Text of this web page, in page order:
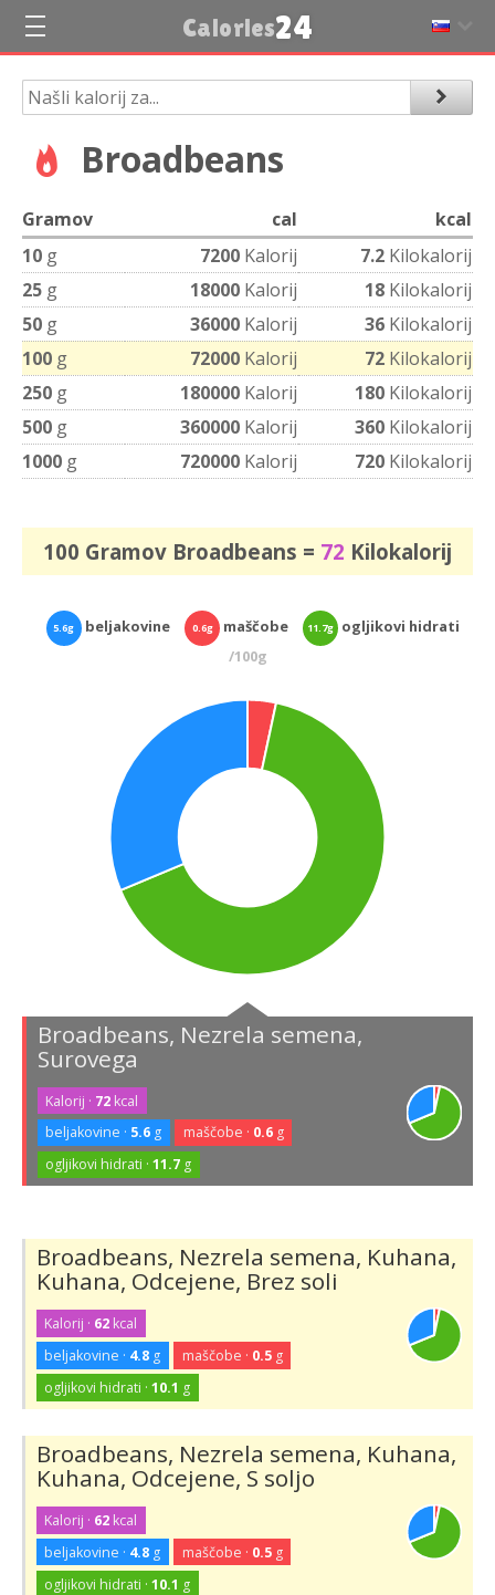
Calories24
Broadbeans
Gramov cal
kcal
10 g 7200 Kalorij 7.2 Kilokalorij
25 g 18000 Kalorij 18 Kilokalorij
50 g 36000 Kalorij 36 Kilokalorij
100 g 72000 Kalorij 72 Kilokalorij
250 g 180000 Kalorij 180 Kilokalorij
500 g 360000 Kalorij 360 Kilokalorij
1000 g 720000 Kalorij 720 Kilokalorij
100 Gramov Broadbeans = 72 Kilokalorij
5.6g beljakovine 0.6g maščobe 11.7g
ogljikovi hidrati
/100g
Broadbeans, Nezrela semena,
Surovega
Kalorij · 72 kcal
beljakovine · 5.6 g maščobe · 0.6g
ogljikovi hidrati ·11.7 g
Broadbeans, Nezrela semena, Kuhana,
Kuhana, Odcejene, Brez soli
Kalorij · 62 kcal
beljakovine · 4.8 g maščobe · 0.5g
ogljikovi hidrati ·10.1 g
Broadbeans, Nezrela semena, Kuhana,
Kuhana, Odcejene, S soljo
Kalorij · 62 kcal
beljakovine · 4.8 g maščobe · 0.5g
ogljikovi hidrati ·10.1 g